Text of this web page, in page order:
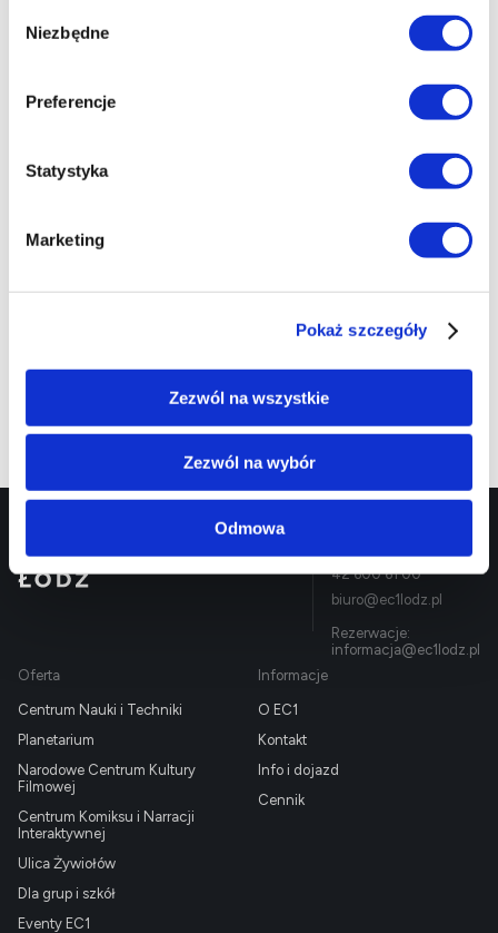
zgody
Niezbędne
Preferencje
Statystyka
Marketing
Pokaż szczegóły
Zezwól na wszystkie
Zezwól na wybór
Odmowa
EC1 Łódź - Miasto
Kultury
42 600 61 00
biuro@ec1lodz.pl
Rezerwacje:
informacja@ec1lodz.pl
Oferta
Centrum Nauki i Techniki
Planetarium
Narodowe Centrum Kultury
Filmowej
Centrum Komiksu i Narracji
Interaktywnej
Ulica Żywiołów
Dla grup i szkół
Eventy EC1
Informacje
O EC1
Kontakt
Info i dojazd
Cennik